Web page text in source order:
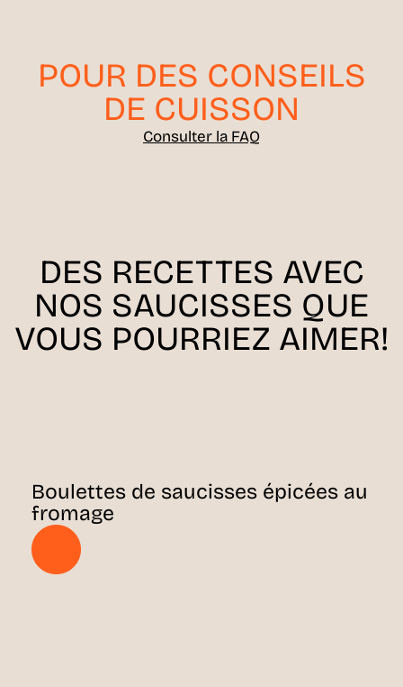
POUR DES CONSEILS
DE CUISSON
Consulter la FAQ
DES RECETTES AVEC
NOS SAUCISSES QUE
VOUS POURRIEZ AIMER!
Boulettes de saucisses épicées au
fromage